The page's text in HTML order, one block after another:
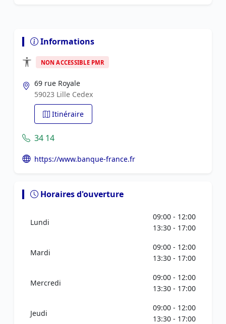
Informations
NON ACCESSIBLE PMR
69 rue Royale
59023 Lille Cedex
Itinéraire
34 14
https://www.banque-france.fr
Horaires d'ouverture
Lundi
09:00 - 12:00
13:30 - 17:00
Mardi
09:00 - 12:00
13:30 - 17:00
Mercredi
09:00 - 12:00
13:30 - 17:00
Jeudi
09:00 - 12:00
13:30 - 17:00